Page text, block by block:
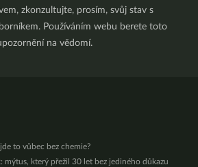
zkonzultujte, prosím, svůj stav s
Používáním webu berete toto
na vědomí.
to vůbec bez chemie?
mýtus, který přežil 30 let bez jediného důkazu